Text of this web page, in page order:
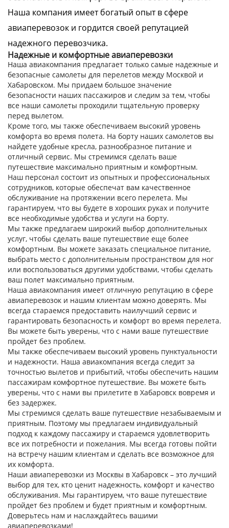
Наша компания имеет богатый опыт в сфере
авиаперевозок и гордится своей репутацией
надежного перевозчика.
Надежные и комфортные авиаперевозки
Наша авиакомпания предлагает только самые надежные и
безопасные самолеты для перелетов между Москвой и
Хабаровском. Мы придаем большое значение
безопасности наших пассажиров и следим за тем, чтобы
все наши самолеты проходили тщательную проверку
перед вылетом.
Кроме того, мы также обеспечиваем высокий уровень
комфорта во время полета. На борту наших самолетов вы
найдете удобные кресла, разнообразное питание и
отличный сервис. Мы стремимся сделать ваше
путешествие максимально приятным и комфортным.
Наш персонал состоит из опытных и профессиональных
сотрудников, которые обеспечат вам качественное
обслуживание на протяжении всего перелета. Мы
гарантируем, что вы будете в хороших руках и получите
все необходимые удобства и услуги на борту.
Мы также предлагаем широкий выбор дополнительных
услуг, чтобы сделать ваше путешествие еще более
комфортным. Вы можете заказать специальное питание,
выбрать место с дополнительным пространством для ног
или воспользоваться другими удобствами, чтобы сделать
ваш полет максимально приятным.
Наша авиакомпания имеет отличную репутацию в сфере
авиаперевозок и нашим клиентам можно доверять. Мы
всегда стараемся предоставить наилучший сервис и
гарантировать безопасность и комфорт во время перелета.
Вы можете быть уверены, что с нами ваше путешествие
пройдет без проблем.
Мы также обеспечиваем высокий уровень пунктуальности
и надежности. Наша авиакомпания всегда следит за
точностью вылетов и прибытий, чтобы обеспечить нашим
пассажирам комфортное путешествие. Вы можете быть
уверены, что с нами вы прилетите в Хабаровск вовремя и
без задержек.
Мы стремимся сделать ваше путешествие незабываемым и
приятным. Поэтому мы предлагаем индивидуальный
подход к каждому пассажиру и стараемся удовлетворить
все их потребности и пожелания. Мы всегда готовы пойти
на встречу нашим клиентам и сделать все возможное для
их комфорта.
Наши авиаперевозки из Москвы в Хабаровск – это лучший
выбор для тех, кто ценит надежность, комфорт и качество
обслуживания. Мы гарантируем, что ваше путешествие
пройдет без проблем и будет приятным и комфортным.
Доверьтесь нам и наслаждайтесь вашими
авиаперевозками!